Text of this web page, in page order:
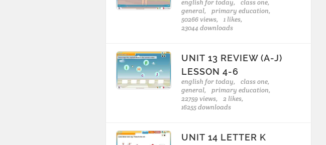
english for today,
class one,
general,
primary education,
50266 views,
1 likes,
23044 downloads
UNIT 13 REVIEW (A-J)
LESSON 4-6
english for today,
class one,
general,
primary education,
22759 views,
2 likes,
16255 downloads
UNIT 14 LETTER K